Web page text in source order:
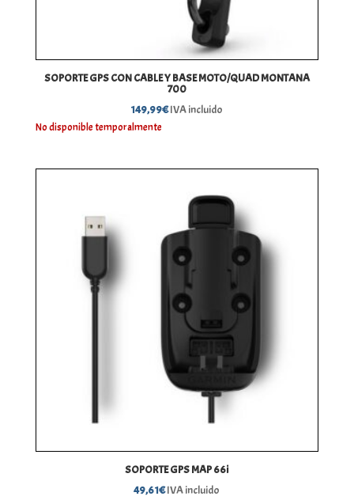
SOPORTE GPS CON CABLE Y BASE MOTO/QUAD MONTANA
700
149,99€IVA incluido
No disponible temporalmente
SOPORTE GPS MAP 66i
49,61€IVA incluido